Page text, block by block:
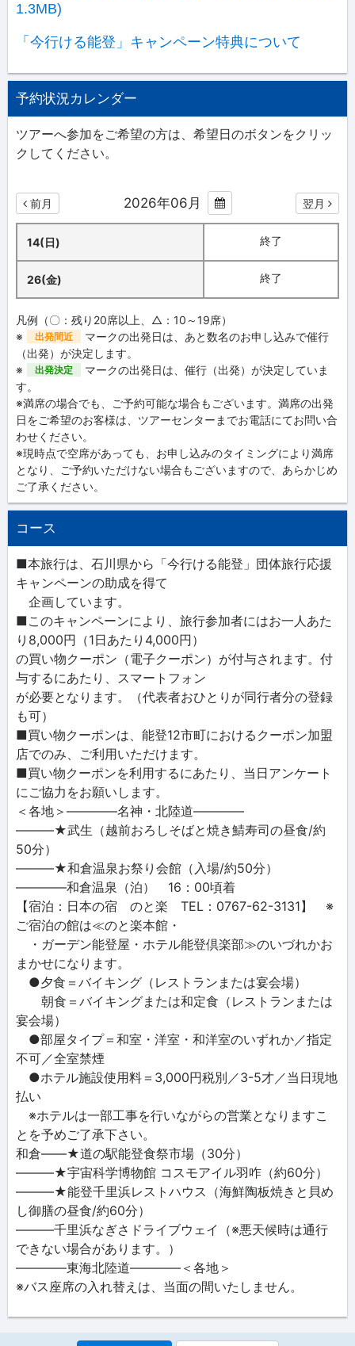
1.3MB)
「今行ける能登」キャンペーン特典について
予約状況カレンダー
ツアーへ参加をご希望の方は、希望日のボタンをクリッ
クしてください。
前月 2026年06月 翌月
14(日) 終了
26(金) 終了
凡例（〇：残り20席以上、△：10～19席）
※
出発間近
マークの出発日は、あと数名のお申し込みで催行
（出発）が決定します。
※
出発決定
マークの出発日は、催行（出発）が決定していま
す。
※満席の場合でも、ご予約可能な場合もございます。満席の出発
日をご希望のお客様は、ツアーセンターまでお電話にてお問い合
わせください。
※現時点で空席があっても、お申し込みのタイミングにより満席
となり、ご予約いただけない場合もございますので、あらかじめ
ご了承ください。
コース
■本旅行は、石川県から「今行ける能登」団体旅行応援
キャンペーンの助成を得て
企画しています。
■このキャンペーンにより、旅行参加者にはお一人あた
り8,000円（1日あたり4,000円）
の買い物クーポン（電子クーポン）が付与されます。付
与するにあたり、スマートフォン
が必要となります。（代表者おひとりが同行者分の登録
も可）
■買い物クーポンは、能登12市町におけるクーポン加盟
店でのみ、ご利用いただけます。
■買い物クーポンを利用するにあたり、当日アンケート
にご協力をお願いします。
＜各地＞――――名神・北陸道――――
―――★武生（越前おろしそばと焼き鯖寿司の昼食/約
50分）
―――★和倉温泉お祭り会館（入場/約50分）
――――和倉温泉（泊） 16：00頃着
【宿泊：日本の宿 のと楽 TEL：0767-62-3131】 ※
ご宿泊の館は≪のと楽本館・
・ガーデン能登屋・ホテル能登倶楽部≫のいづれかお
まかせになります。
●夕食＝バイキング（レストランまたは宴会場）
朝食＝バイキングまたは和定食（レストランまたは
宴会場）
●部屋タイプ＝和室・洋室・和洋室のいずれか／指定
不可／全室禁煙
●ホテル施設使用料＝3,000円税別／3-5才／当日現地
払い
※ホテルは一部工事を行いながらの営業となりますこ
とを予めご了承下さい。
和倉――★道の駅能登食祭市場（30分）
―――★宇宙科学博物館 コスモアイル羽咋（約60分）
―――★能登千里浜レストハウス（海鮮陶板焼きと貝め
し御膳の昼食/約60分）
―――千里浜なぎさドライブウェイ（※悪天候時は通行
できない場合があります。）
――――東海北陸道――――＜各地＞
※バス座席の入れ替えは、当面の間いたしません。